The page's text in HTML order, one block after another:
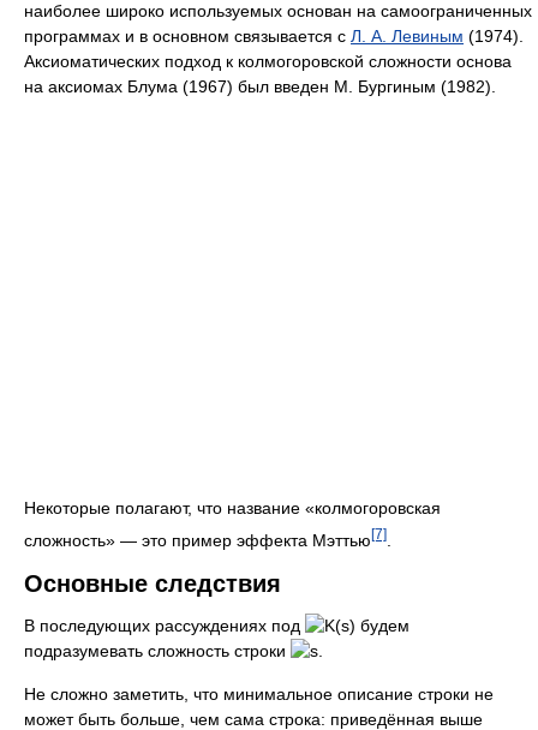
наиболее широко используемых основан на самоограниченных
программах и в основном связывается с Л. А. Левиным (1974).
Аксиоматических подход к колмогоровской сложности основа
на аксиомах Блума (1967) был введен М. Бургиным (1982).
Некоторые полагают, что название «колмогоровская
сложность» — это пример эффекта Мэттью [7]
Основные следствия
В последующих рассуждениях под
будем
подразумевать сложность строки
Не сложно заметить, что минимальное описание строки не
может быть больше, чем сама строка: приведённая выше